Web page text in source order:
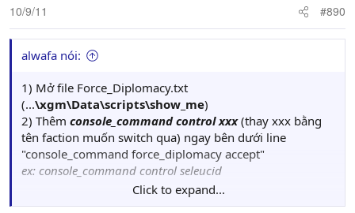
10/9/11 #890
alwafa nói:
1) Mở file Force_Diplomacy.txt
(...\xgm\Data\scripts\show_me)
2) Thêm console_command control xxx(thay xxx bằng
tên faction muốn switch qua) ngay bên dưới line
"console_command force_diplomacy accept"
ex: console_command control seleucid
Save file.
Click to expand...